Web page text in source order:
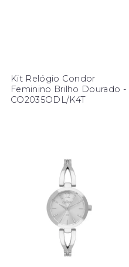
Kit Relógio Condor
Feminino Brilho Dourado -
CO2035ODL/K4T